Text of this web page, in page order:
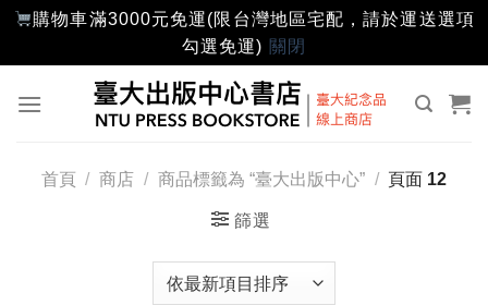
購物車滿3000元免運(限台灣地區宅配，請於運送選項
勾選免運) 關閉
首頁 / 商店 / 商品標籤為 “臺大出版中心” / 頁面 12
篩選